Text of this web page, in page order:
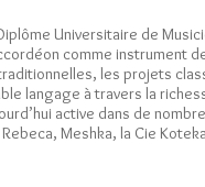
Universitaire de
comme instrument
les projets
langage à travers la
active dans de
Meshka, la Cie